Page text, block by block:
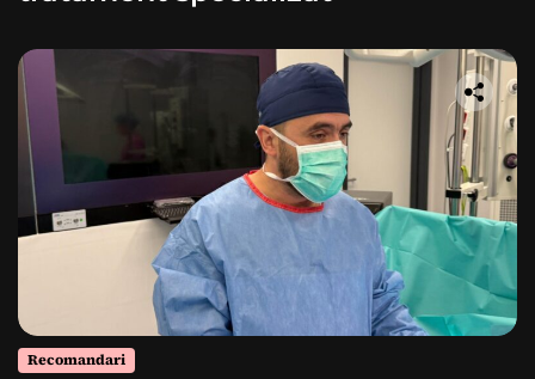
Recomandari